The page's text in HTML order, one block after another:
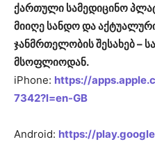
ქართული სამედიცინო
მიიღე სანდო და
ჯანმრთელობის შესახებ –
მსოფლიოდან.
iPhone: https://
7342?l=en-GB
Android: https://